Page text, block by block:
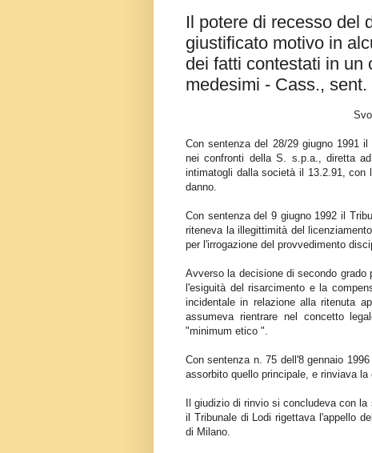
Il potere di recesso del
giustificato motivo in
dei fatti contestati in un
medesimi - Cass.,
Con sentenza del 28/29 giugno 1991
nei confronti della S. s.p.a., diretta
intimatogli dalla società il 13.2.91, con
danno.
Con sentenza del 9 giugno 1992 il
riteneva la illegittimità del
per l'irrogazione del provvedimento
Avverso la decisione di secondo
l'esiguità del risarcimento e la
incidentale in relazione alla ritenuta
assumeva rientrare nel concetto
"minimum etico ".
Con sentenza n. 75 dell'8 gennaio
assorbito quello principale, e rinviava
Il giudizio di rinvio si concludeva con
il Tribunale di Lodi rigettava l'appello
di Milano.